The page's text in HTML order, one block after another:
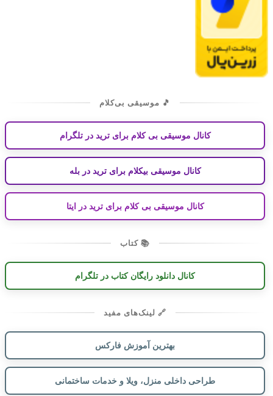
🎵 موسیقی بی‌کلام
کانال موسیقی بی کلام برای ترید در تلگرام
کانال موسیقی بیکلام برای ترید در بله
کانال موسیقی بی کلام برای ترید در ایتا
📚 کتاب
کانال دانلود رایگان کتاب در تلگرام
🔗 لینک‌های مفید
بهترین آموزش فارکس
طراحی داخلی منزل، ویلا و خدمات ساختمانی